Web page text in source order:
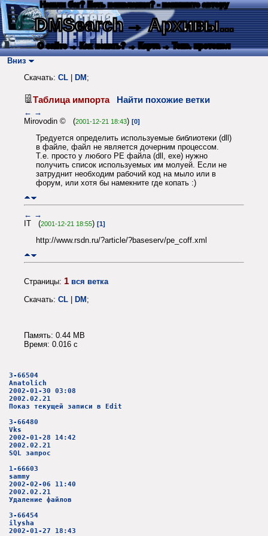
Нашли баг? Есть пожелания? - напишите автору
DMSearch→ Архивы...
О сайте → Как искать? → Карта → Текс. протокол
Вниз
Скачать: CL DM ;
Таблица импорта Найти похожие ветки
← →
Mirovodin © (2001-12-21 18:43) [0]
Тредуется определить используемые библиотеки (dll)
в файле, файл не является дочерним процессом.
Т.е. просто у любого PE файла (dll, exe) нужно
получить список используемых им молуей. Если не
затруднит необходим рабочий код на мыло или в
форум, или хотя бы намекните где копать :)
← →
IT (2001-12-21 18:55) [1]
http://www.rsdn.ru/?article/?baseserv/pe_coff.xml
Страницы: 1 вся ветка
Скачать: CL DM ;
Память: 0.44 MB
Время: 0.016 c
3-66504
Anatolich
2002-01-30 03:08
2002.02.21
Показ текущей записи в Edit
3-66480
Vks
2002-01-28 14:42
2002.02.21
SQL запрос
1-66603
sammy
2002-02-06 11:40
2002.02.21
Удаление файлов
3-66454
ilysha
2002-01-27 18:43